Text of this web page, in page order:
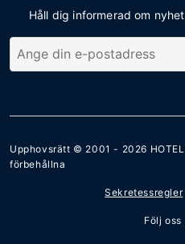
Håll dig informerad om
Upphovsrätt © 2001 - 2026
förbehållna
Sekretessregler
Följ oss